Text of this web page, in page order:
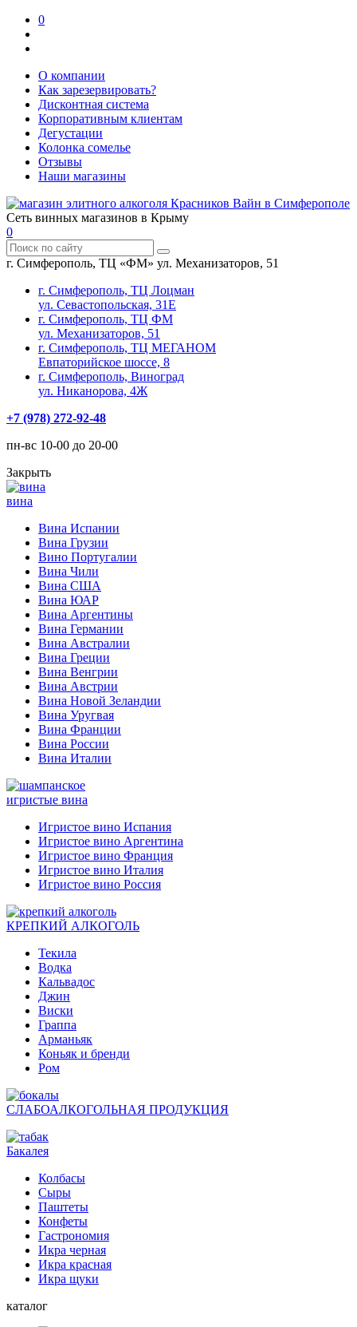
0
О компании
Как зарезервировать?
Дисконтная система
Корпоративным клиентам
Дегустации
Колонка сомелье
Отзывы
Наши магазины
Сеть винных магазинов в Крыму
0
г. Симферополь, ТЦ «ФМ» ул. Механизаторов, 51
г. Симферополь, ТЦ Лоцман
ул. Севастопольская, 31Е
г. Симферополь, ТЦ ФМ
ул. Механизаторов, 51
г. Симферополь, ТЦ МЕГАНОМ
Евпаторийское шоссе, 8
г. Симферополь, Виноград
ул. Никанорова, 4Ж
+7 (978) 272-92-48
пн-вс 10-00 до 20-00
Закрыть
вина
Вина Испании
Вина Грузии
Вино Португалии
Вина Чили
Вина США
Вина ЮАР
Вина Аргентины
Вина Германии
Вина Австралии
Вина Греции
Вина Венгрии
Вина Австрии
Вина Новой Зеландии
Вина Уругвая
Вина Франции
Вина России
Вина Италии
игристые вина
Игристое вино Испания
Игристое вино Аргентина
Игристое вино Франция
Игристое вино Италия
Игристое вино Россия
КРЕПКИЙ АЛКОГОЛЬ
Текила
Водка
Кальвадос
Джин
Виски
Граппа
Арманьяк
Коньяк и бренди
Ром
СЛАБОАЛКОГОЛЬНАЯ ПРОДУКЦИЯ
Бакалея
Колбасы
Сыры
Паштеты
Конфеты
Гастрономия
Икра черная
Икра красная
Икра щуки
каталог